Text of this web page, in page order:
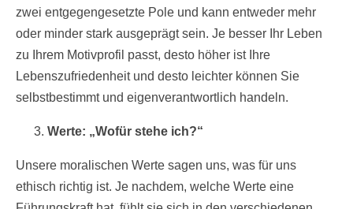
zwei entgegengesetzte Pole und kann entweder mehr
oder minder stark ausgeprägt sein. Je besser Ihr Leben
zu Ihrem Motivprofil passt, desto höher ist Ihre
Lebenszufriedenheit und desto leichter können Sie
selbstbestimmt und eigenverantwortlich handeln.
Werte: „Wofür stehe ich?“
Unsere moralischen Werte sagen uns, was für uns
ethisch richtig ist. Je nachdem, welche Werte eine